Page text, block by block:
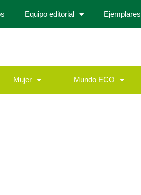
Equipo editorial Ejemplares
Mujer Mundo ECO